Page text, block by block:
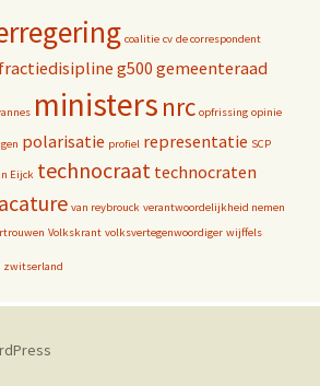
coalitie cv de correspondent
fractiedisipline g500 gemeenteraad
ministers nrc opfrissing opinie
polarisatie profiel representatie SCP
Eijck technocraat technocraten
van reybrouck verantwoordelijkheid nemen
Volkskrant volksvertegenwoordiger wijffels
zwitserland